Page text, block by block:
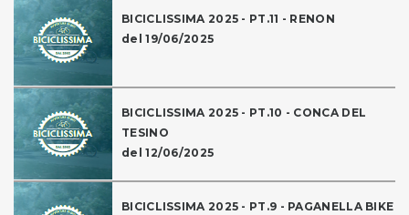
BICICLISSIMA 2025 - PT.11 - RENON
del 19/06/2025
BICICLISSIMA 2025 - PT.10 - CONCA DEL
TESINO
del 12/06/2025
BICICLISSIMA 2025 - PT.9 - PAGANELLA BIKE